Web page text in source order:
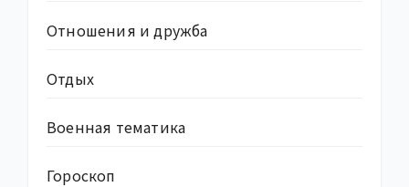
Отношения и дружба
Отдых
Военная тематика
Гороскоп